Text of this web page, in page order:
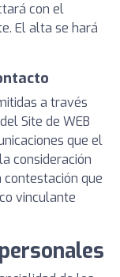
con el
El alta se hará
a través
Site de WEB
que el
consideración
contestación que
vinculante